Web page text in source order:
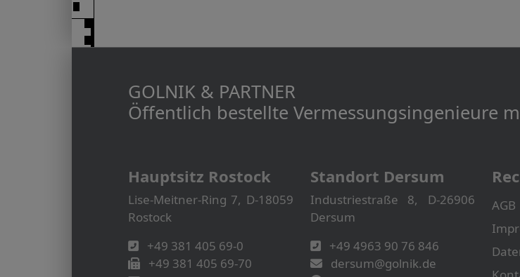
GOLNIK & PARTNER
Öffentlich bestellte Vermessungs­­ingenieure
Hauptsitz Rostock
Lise-Meitner-Ring 7, D-18059
Rostock
+49 381 405 69-0
+49 381 405 69-70
Standort Dersum
Industriestraße 8, D-26906
Dersum
+49 4963 90 76 846
dersum@golnik.de
AGB